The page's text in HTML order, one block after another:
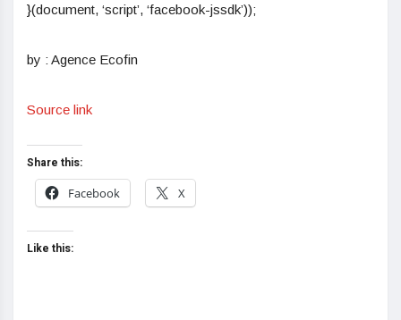
}(document, ‘script’, ‘facebook-jssdk’));
by : Agence Ecofin
Source link
Share this:
Facebook
X
Like this: